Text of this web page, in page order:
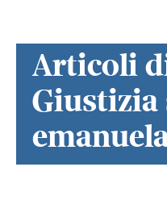
Articoli
Giustizia